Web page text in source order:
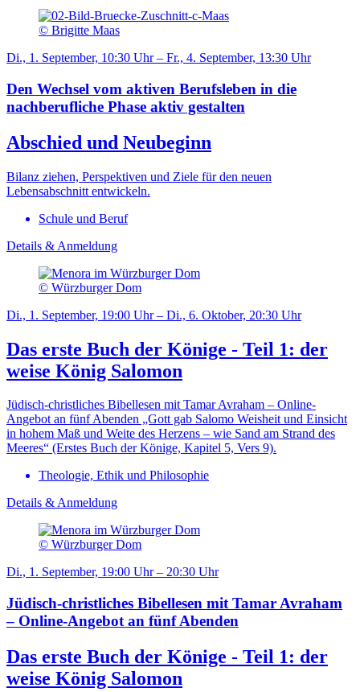
© Brigitte Maas
Di., 1. September, 10:30 Uhr – Fr., 4. September, 13:30 Uhr
Den Wechsel vom aktiven Berufsleben in die
nachberufliche Phase aktiv gestalten
Abschied und Neubeginn
Bilanz ziehen, Perspektiven und Ziele für den neuen
Lebensabschnitt entwickeln.
Schule und Beruf
Details & Anmeldung
© Würzburger Dom
Di., 1. September, 19:00 Uhr – Di., 6. Oktober, 20:30 Uhr
Das erste Buch der Könige - Teil 1: der
weise König Salomon
Jüdisch-christliches Bibellesen mit Tamar Avraham – Online-
Angebot an fünf Abenden „Gott gab Salomo Weisheit und Einsicht
in hohem Maß und Weite des Herzens – wie Sand am Strand des
Meeres“ (Erstes Buch der Könige, Kapitel 5, Vers 9).
Theologie, Ethik und Philosophie
Details & Anmeldung
© Würzburger Dom
Di., 1. September, 19:00 Uhr – 20:30 Uhr
Jüdisch-christliches Bibellesen mit Tamar Avraham
– Online-Angebot an fünf Abenden
Das erste Buch der Könige - Teil 1: der
weise König Salomon